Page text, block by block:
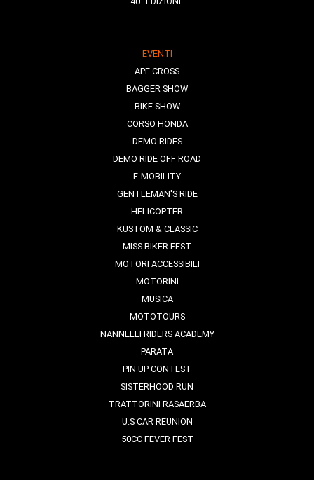
EVENTI
APE CROSS
BAGGER SHOW
BIKE SHOW
CORSO HONDA
DEMO RIDES
DEMO RIDE OFF ROAD
E-MOBILITY
GENTLEMAN'S RIDE
HELICOPTER
KUSTOM & CLASSIC
MISS BIKER FEST
MOTORI ACCESSIBILI
MOTORINI
MUSICA
MOTOTOURS
NANNELLI RIDERS ACADEMY
PARATA
PIN UP CONTEST
SISTERHOOD RUN
TRATTORINI RASAERBA
U.S CAR REUNION
50CC FEVER FEST